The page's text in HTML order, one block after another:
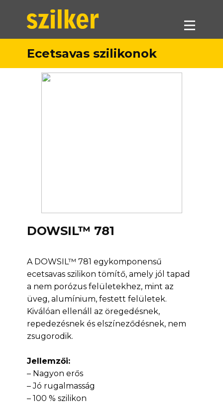
Termékeink
Ecetsavas szilikonok
DOWSIL™ 781
A DOWSIL™ 781 egykomponensű
ecetsavas szilikon tömítő, amely jól tapad
a nem porózus felületekhez, mint az
üveg, alumínium, festett felületek.
Kiválóan ellenáll az öregedésnek,
repedezésnek és elszíneződésnek, nem
zsugorodik.
Jellemzői:
– Nagyon erős
– Jó rugalmasság
– 100 % szilikon